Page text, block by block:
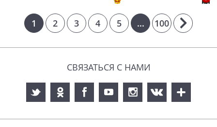
1 2 3 4 5 ... 100
СВЯЗАТЬСЯ С НАМИ